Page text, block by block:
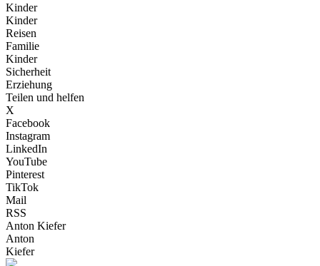
Kinder
Kinder
Reisen
Familie
Kinder
Sicherheit
Erziehung
Teilen und helfen
X
Facebook
Instagram
LinkedIn
YouTube
Pinterest
TikTok
Mail
RSS
Anton Kiefer
Anton
Kiefer